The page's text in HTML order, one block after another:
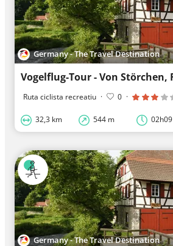
Germany - The Travel Destination
Ruta ciclista recreatiu · 0 ·
32,3 km 544 m 02h09
Germany - The Travel Destination